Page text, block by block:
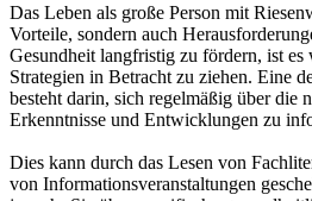
Das Leben als große Person mit
Vorteile, sondern auch
Gesundheit langfristig zu fördern, ist es
Strategien in Betracht zu ziehen. Eine
besteht darin, sich regelmäßig über die
Erkenntnisse und Entwicklungen zu
Dies kann durch das Lesen von
von Informationsveranstaltungen